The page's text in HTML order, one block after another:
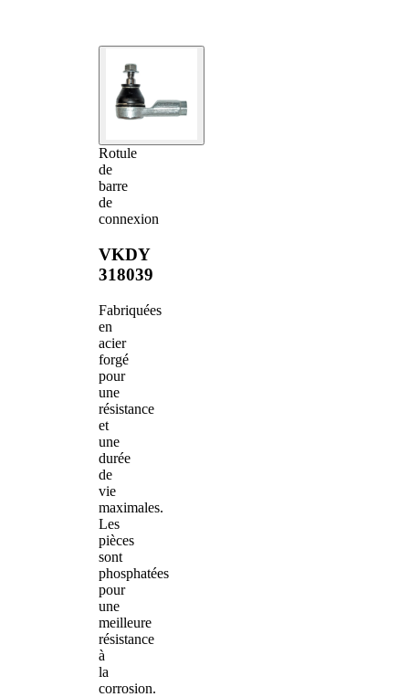
Rotule
de
barre
de
connexion
VKDY
318039
Fabriquées
en
acier
forgé
pour
une
résistance
et
une
durée
de
vie
maximales.
Les
pièces
sont
phosphatées
pour
une
meilleure
résistance
à
la
corrosion.